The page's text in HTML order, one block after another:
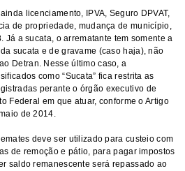
licenciamento, IPVA, Seguro DPVAT,
de propriedade, mudança de município,
Já a sucata, o arrematante tem somente a
sucata e de gravame (caso haja), não
Detran. Nesse último caso, a
como “Sucata” fica restrita as
perante o órgão executivo de
Federal em que atuar, conforme o Artigo
de 2014.
deve ser utilizado para custeio com
de remoção e pátio, para pagar impostos
saldo remanescente será repassado ao